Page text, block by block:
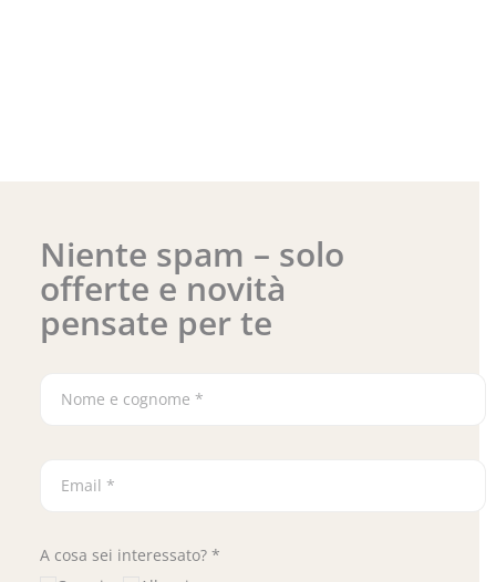
Niente spam – solo
offerte e novità
pensate per te
A cosa sei interessato? *